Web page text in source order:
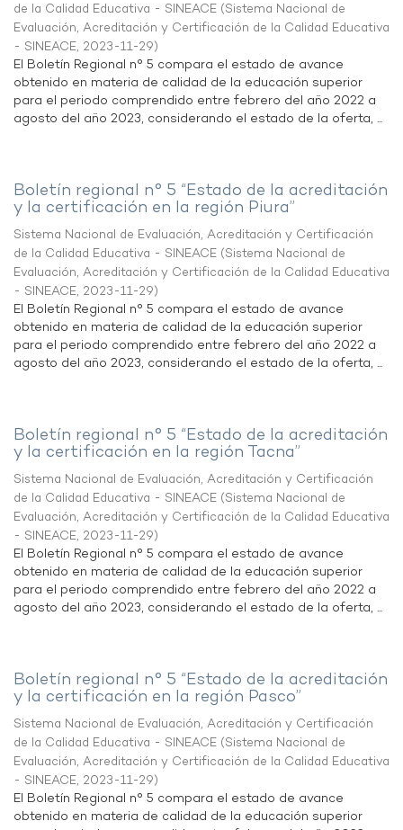
de la Calidad Educativa - SINEACE (Sistema Nacional de
Evaluación, Acreditación y Certificación de la Calidad Educativa
- SINEACE, 2023-11-29)
El Boletín Regional n° 5 compara el estado de avance
obtenido en materia de calidad de la educación superior
para el periodo comprendido entre febrero del año 2022 a
agosto del año 2023, considerando el estado de la oferta, ...
Boletín regional n° 5 “Estado de la acreditación
y la certificación en la región Piura”
Sistema Nacional de Evaluación, Acreditación y Certificación
de la Calidad Educativa - SINEACE (Sistema Nacional de
Evaluación, Acreditación y Certificación de la Calidad Educativa
- SINEACE, 2023-11-29)
El Boletín Regional n° 5 compara el estado de avance
obtenido en materia de calidad de la educación superior
para el periodo comprendido entre febrero del año 2022 a
agosto del año 2023, considerando el estado de la oferta, ...
Boletín regional n° 5 “Estado de la acreditación
y la certificación en la región Tacna”
Sistema Nacional de Evaluación, Acreditación y Certificación
de la Calidad Educativa - SINEACE (Sistema Nacional de
Evaluación, Acreditación y Certificación de la Calidad Educativa
- SINEACE, 2023-11-29)
El Boletín Regional n° 5 compara el estado de avance
obtenido en materia de calidad de la educación superior
para el periodo comprendido entre febrero del año 2022 a
agosto del año 2023, considerando el estado de la oferta, ...
Boletín regional n° 5 “Estado de la acreditación
y la certificación en la región Pasco”
Sistema Nacional de Evaluación, Acreditación y Certificación
de la Calidad Educativa - SINEACE (Sistema Nacional de
Evaluación, Acreditación y Certificación de la Calidad Educativa
- SINEACE, 2023-11-29)
El Boletín Regional n° 5 compara el estado de avance
obtenido en materia de calidad de la educación superior